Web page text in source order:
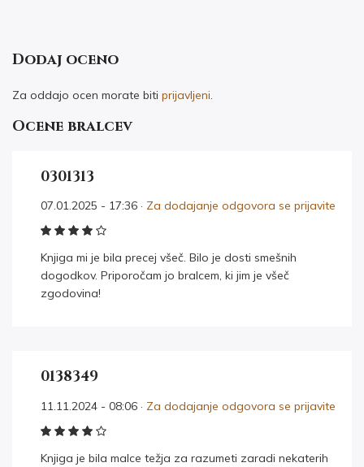
Dodaj oceno
Za oddajo ocen morate biti prijavljeni.
Ocene bralcev
0301313
07.01.2025 - 17:36 · Za dodajanje odgovora se prijavite
Knjiga mi je bila precej všeč. Bilo je dosti smešnih
dogodkov. Priporočam jo bralcem, ki jim je všeč
zgodovina!
0138349
11.11.2024 - 08:06 · Za dodajanje odgovora se prijavite
Knjiga je bila malce težja za razumeti zaradi nekaterih